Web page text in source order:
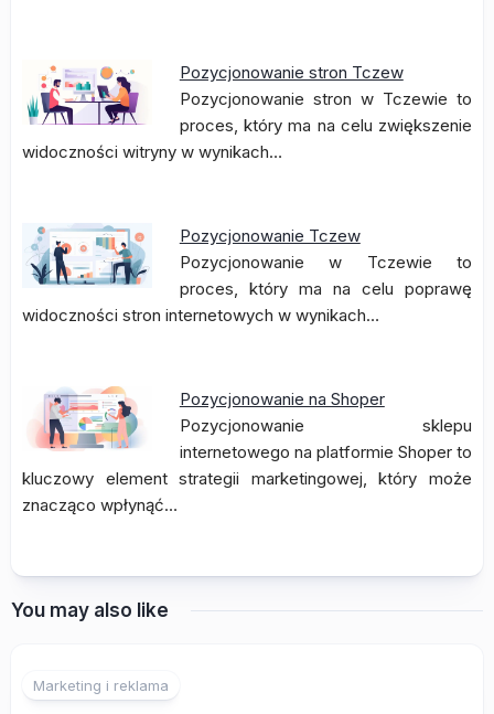
Pozycjonowanie stron Tczew
Pozycjonowanie stron w Tczewie to
proces, który ma na celu zwiększenie
widoczności witryny w wynikach…
Pozycjonowanie Tczew
Pozycjonowanie w Tczewie to
proces, który ma na celu poprawę
widoczności stron internetowych w wynikach…
Pozycjonowanie na Shoper
Pozycjonowanie sklepu
internetowego na platformie Shoper to
kluczowy element strategii marketingowej, który może
znacząco wpłynąć…
You may also like
Marketing i reklama